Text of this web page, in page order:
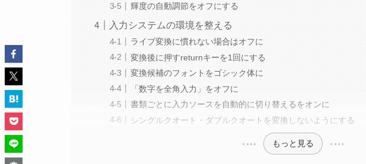
輝度の自動調節をオフにする
入力システムの環境を整える
ライブ変換に慣れない場合はオフに
変換後に押すreturnキーを1回にする
変換候補のフォントをゴシック体に
「数字を全角入力」をオフに
書類ごとに入力ソースを自動的に切り替えるをオンに
シングルクオート・ダブルクオートを変換しないようにする
もっと見る